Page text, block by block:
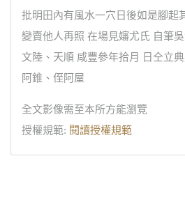
批明田內有風水一穴日後如是腳起
變賣他人再照 在場見嬸尤氏 自筆
文陸、天順 咸豐參年拾月 日仝立
阿錐、侄阿屋
全文影像需至本所方能瀏覽
授權規範: 閱讀授權規範